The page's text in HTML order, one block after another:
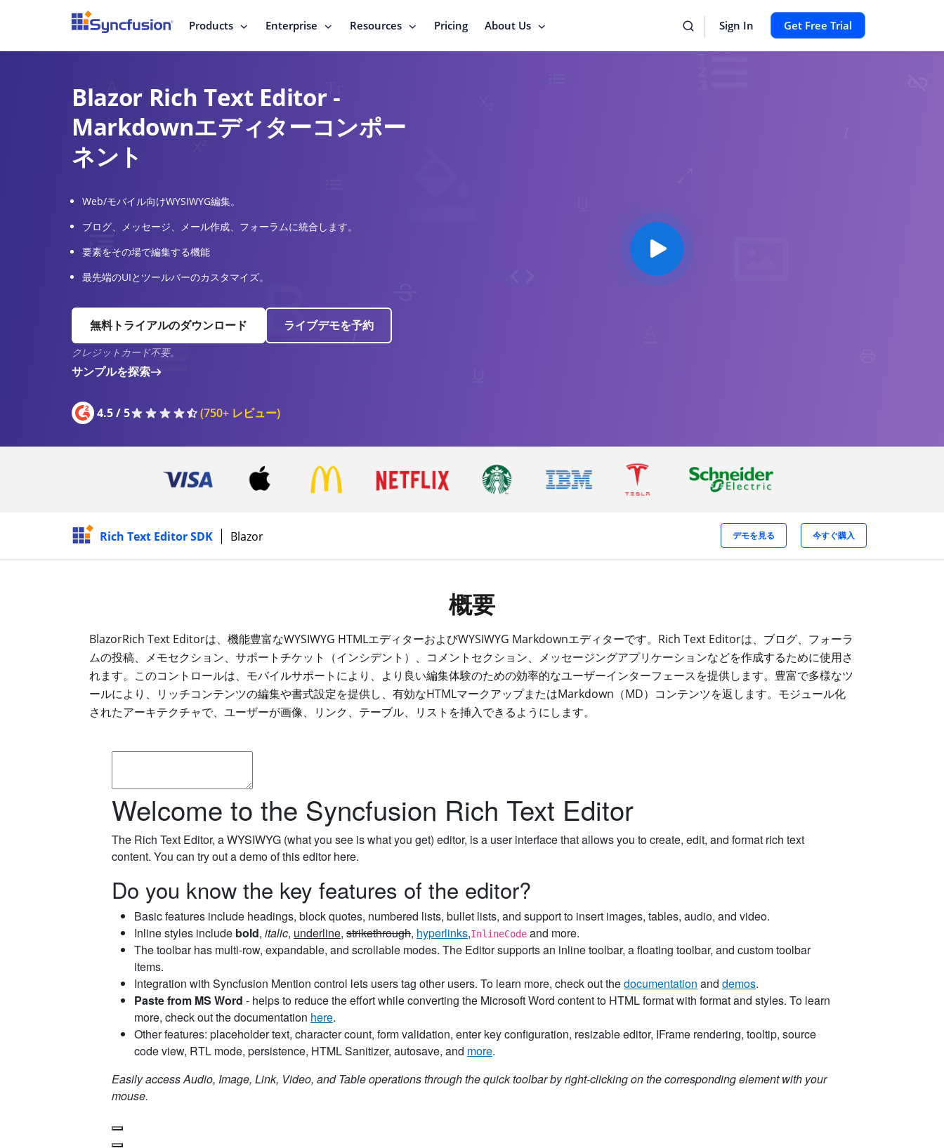
Products Enterprise Resources Pricing About Us Sign In Get Free Trial
Blazor Rich Text Editor -
Markdownエディターコンポー
ネント
Web/モバイル向けWYSIWYG編集。
ブログ、メッセージ、メール作成、フォーラムに統合します。
要素をその場で編集する機能
最先端のUIとツールバーのカスタマイズ。
無料トライアルのダウンロード
クレジットカード不要。
ライブデモを予約
サンプルを探索
4.5 / 5 (750+ レビュー)
Rich Text Editor SDK Blazor デモを見る 今すぐ購入
概要
BlazorRich Text Editorは、機能豊富なWYSIWYG HTMLエディターおよびWYSIWYG Markdownエディターです。Rich Text Editorは、ブログ、フォーラ
ムの投稿、メモセクション、サポートチケット（インシデント）、コメントセクション、メッセージングアプリケーションなどを作成するために使用さ
れます。このコントロールは、モバイルサポートにより、より良い編集体験のための効率的なユーザーインターフェースを提供します。豊富で多様なツ
ールにより、リッチコンテンツの編集や書式設定を提供し、有効なHTMLマークアップまたはMarkdown（MD）コンテンツを返します。モジュール化
されたアーキテクチャで、ユーザーが画像、リンク、テーブル、リストを挿入できるようにします。